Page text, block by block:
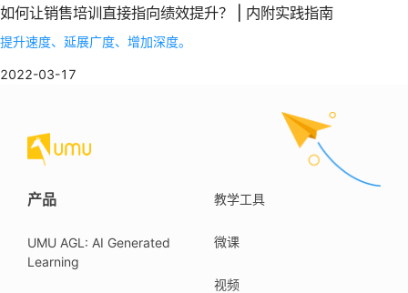
如何让销售培训直接指向绩效提升？ | 内附实践指南
提升速度、延展广度、增加深度。
2022-03-17
产品
UMU AGL: AI Generated
Learning
教学工具
微课
视频